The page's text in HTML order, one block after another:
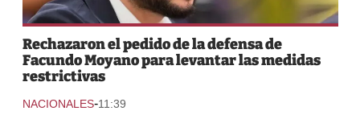
Rechazaron el pedido de la defensa de
Facundo Moyano para levantar las medidas
restrictivas
NACIONALES-11:39